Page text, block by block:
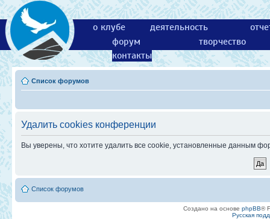
о клубе деятельность
форум
творчество
контакты
Список форумов
Удалить cookies конференции
Вы уверены, что хотите удалить все cookie, установленные данным
Список форумов
Создано на основе phpBB®
Русская